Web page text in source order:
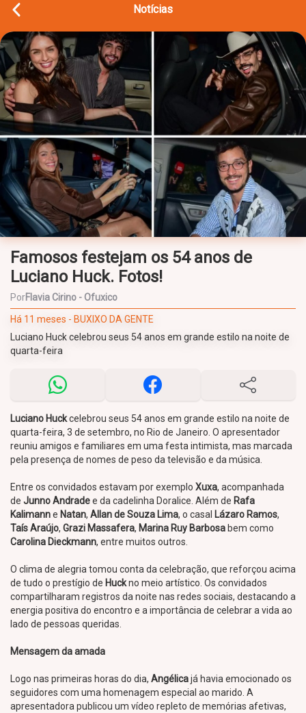
Notícias
Famosos festejam os 54 anos de
Luciano Huck. Fotos!
PorFlavia Cirino - Ofuxico
Há 11 meses - BUXIXO DA GENTE
Luciano Huck celebrou seus 54 anos em grande estilo na noite de
quarta-feira
Luciano Huckcelebrou seus 54 anos em grande estilo na noite de
quarta-feira, 3 de setembro, no Rio de Janeiro. O apresentador
reuniu amigos e familiares em uma festa intimista, mas marcada
pela presença de nomes de peso da televisão e da música.
Entre os convidados estavam por exemplo Xuxa, acompanhada
de Junno Andradee da cadelinha Doralice. Além de Rafa
Kalimanne Natan, Allan de Souza Lima, o casal Lázaro Ramos,
TaísAraújo, Grazi Massafera, Marina Ruy Barbosa bem como
Carolina Dieckmann, entre muitos outros.
O clima de alegria tomou conta da celebração, que reforçou acima
de tudo o prestígio de Huckno meio artístico. Os convidados
compartilharam registros da noite nas redes sociais, destacando a
energia positiva do encontro e a importância de celebrar a vida ao
lado de pessoas queridas.
Mensagem da amada
Logo nas primeiras horas do dia, Angélicajá havia emocionado os
seguidores com uma homenagem especial ao marido. A
apresentadora publicou um vídeo repleto de memórias afetivas,